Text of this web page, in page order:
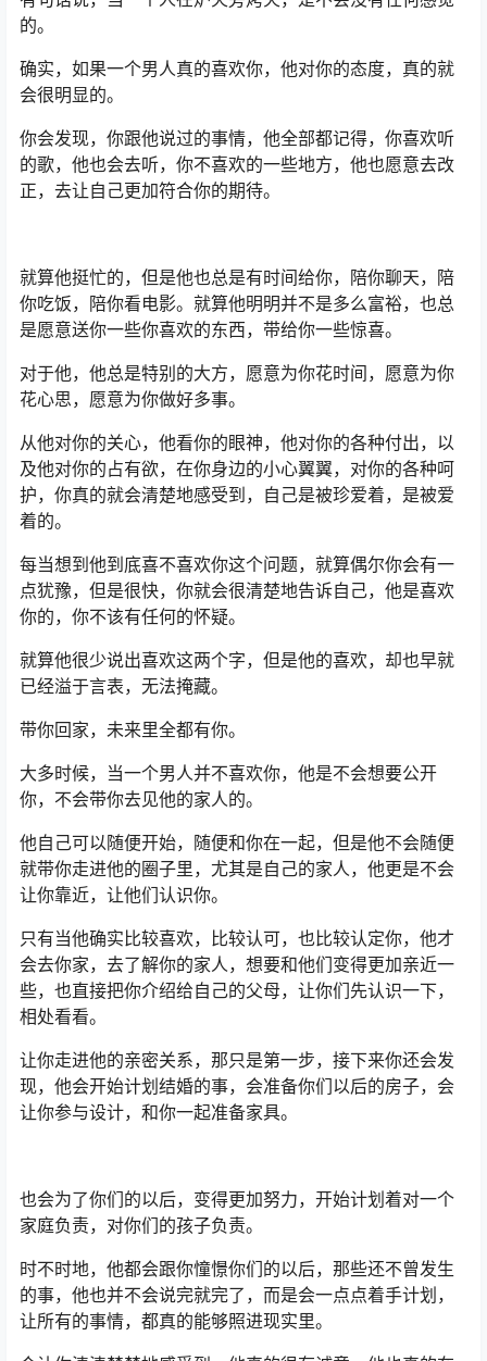
的。
确实，如果一个男人真的喜欢你，他对你的态度，真的就
会很明显的。
你会发现，你跟他说过的事情，他全部都记得，你喜欢听
的歌，他也会去听，你不喜欢的一些地方，他也愿意去改
正，去让自己更加符合你的期待。
就算他挺忙的，但是他也总是有时间给你，陪你聊天，陪
你吃饭，陪你看电影。就算他明明并不是多么富裕，也总
是愿意送你一些你喜欢的东西，带给你一些惊喜。
对于他，他总是特别的大方，愿意为你花时间，愿意为你
花心思，愿意为你做好多事。
从他对你的关心，他看你的眼神，他对你的各种付出，以
及他对你的占有欲，在你身边的小心翼翼，对你的各种呵
护，你真的就会清楚地感受到，自己是被珍爱着，是被爱
着的。
每当想到他到底喜不喜欢你这个问题，就算偶尔你会有一
点犹豫，但是很快，你就会很清楚地告诉自己，他是喜欢
你的，你不该有任何的怀疑。
就算他很少说出喜欢这两个字，但是他的喜欢，却也早就
已经溢于言表，无法掩藏。
带你回家，未来里全都有你。
大多时候，当一个男人并不喜欢你，他是不会想要公开
你，不会带你去见他的家人的。
他自己可以随便开始，随便和你在一起，但是他不会随便
就带你走进他的圈子里，尤其是自己的家人，他更是不会
让你靠近，让他们认识你。
只有当他确实比较喜欢，比较认可，也比较认定你，他才
会去你家，去了解你的家人，想要和他们变得更加亲近一
些，也直接把你介绍给自己的父母，让你们先认识一下，
相处看看。
让你走进他的亲密关系，那只是第一步，接下来你还会发
现，他会开始计划结婚的事，会准备你们以后的房子，会
让你参与设计，和你一起准备家具。
也会为了你们的以后，变得更加努力，开始计划着对一个
家庭负责，对你们的孩子负责。
时不时地，他都会跟你憧憬你们的以后，那些还不曾发生
的事，他也并不会说完就完了，而是会一点点着手计划，
让所有的事情，都真的能够照进现实里。